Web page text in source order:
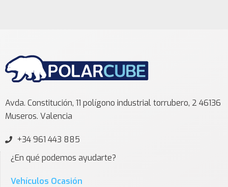
Avda. Constitución, 11 polígono industrial torrubero, 2 46136
Museros. Valencia
+34 961 443 885
¿En qué podemos ayudarte?
Vehículos Ocasión